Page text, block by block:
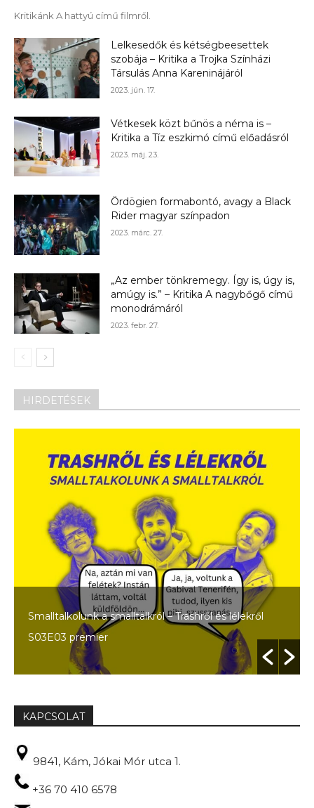
Kritikánk A hattyú című filmről.
Lelkesedők és kétségbeesettek
szobája – Kritika a Trojka Színházi
Társulás Anna Kareninájáról
2023. jún. 17.
Vétkesek közt bűnös a néma is –
Kritika a Tíz eszkimó című előadásról
2023. máj. 23.
Ördögien formabontó, avagy a Black
Rider magyar színpadon
2023. márc. 27.
„Az ember tönkremegy. Így is, úgy is,
amúgy is.” – Kritika A nagybőgő című
monodrámáról
2023. febr. 27.
HIRDETÉSEK
Smalltalkolunk a smalltalkról – Trashről és lélekről
S03E03 premier
KAPCSOLAT
9841, Kám, Jókai Mór utca 1.
+36 70 410 6578